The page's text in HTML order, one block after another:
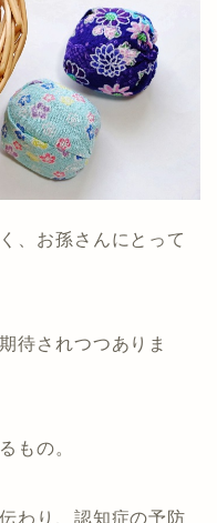
、お孫さんにとって
待されつつありま
もの。
わり、認知症の予防